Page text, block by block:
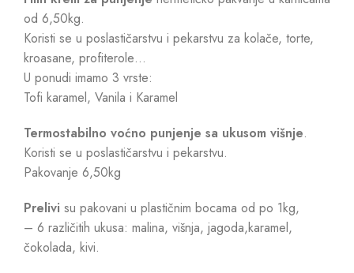
od 6,50kg.
Koristi se u poslastičarstvu i pekarstvu za kolače, torte,
kroasane, profiterole…
U ponudi imamo 3 vrste:
Tofi karamel, Vanila i Karamel
Termostabilno voćno punjenje sa ukusom višnje.
Koristi se u poslastičarstvu i pekarstvu.
Pakovanje 6,50kg
Prelivi su pakovani u plastičnim bocama od po 1kg,
– 6 različitih ukusa: malina, višnja, jagoda,karamel,
čokolada, kivi.